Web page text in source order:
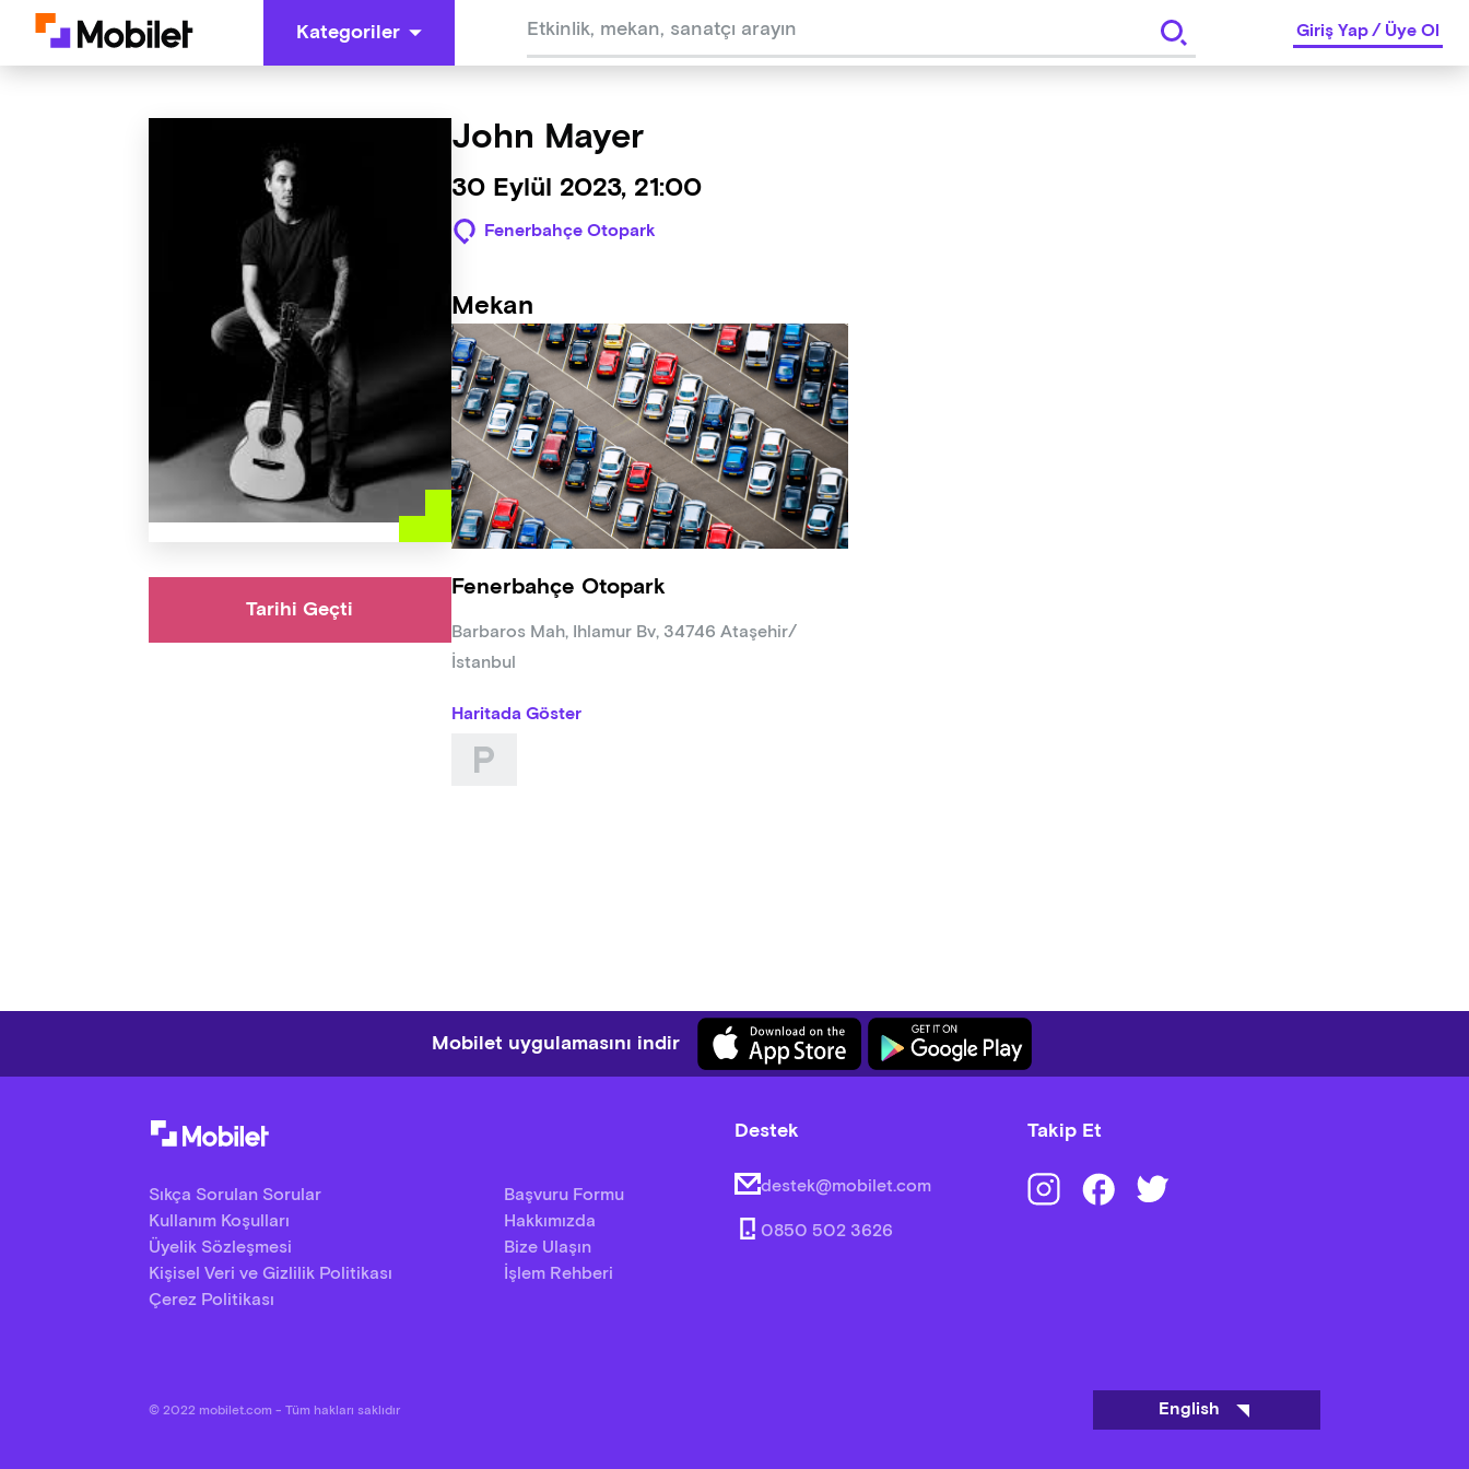
Kategoriler Giriş Yap/Üye Ol
Tarihi Geçti
John Mayer
30 Eylül 2023, 21:00
Fenerbahçe Otopark
Mekan
Fenerbahçe Otopark
Barbaros Mah, Ihlamur Bv, 34746 Ataşehir/
İstanbul
Haritada Göster
Mobilet uygulamasını indir
Sıkça Sorulan Sorular
Kullanım Koşulları
Üyelik Sözleşmesi
Kişisel Veri ve Gizlilik Politikası
Çerez Politikası
Başvuru Formu
Hakkımızda
Bize Ulaşın
İşlem Rehberi
Destek
destek@mobilet.com
0850 502 3626
Takip Et
© 2022 mobilet.com - Tüm hakları saklıdır English